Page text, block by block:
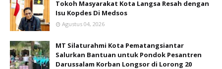
Tokoh Masyarakat Kota Langsa Resah dengan
Isu Kopdes Di Medsos
Agustus 04, 2026
MT Silaturahmi Kota Pematangsiantar
Salurkan Bantuan untuk Pondok Pesantren
Darussalam Korban Longsor di Lorong 20